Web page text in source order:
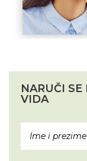
NARUČI
VIDA